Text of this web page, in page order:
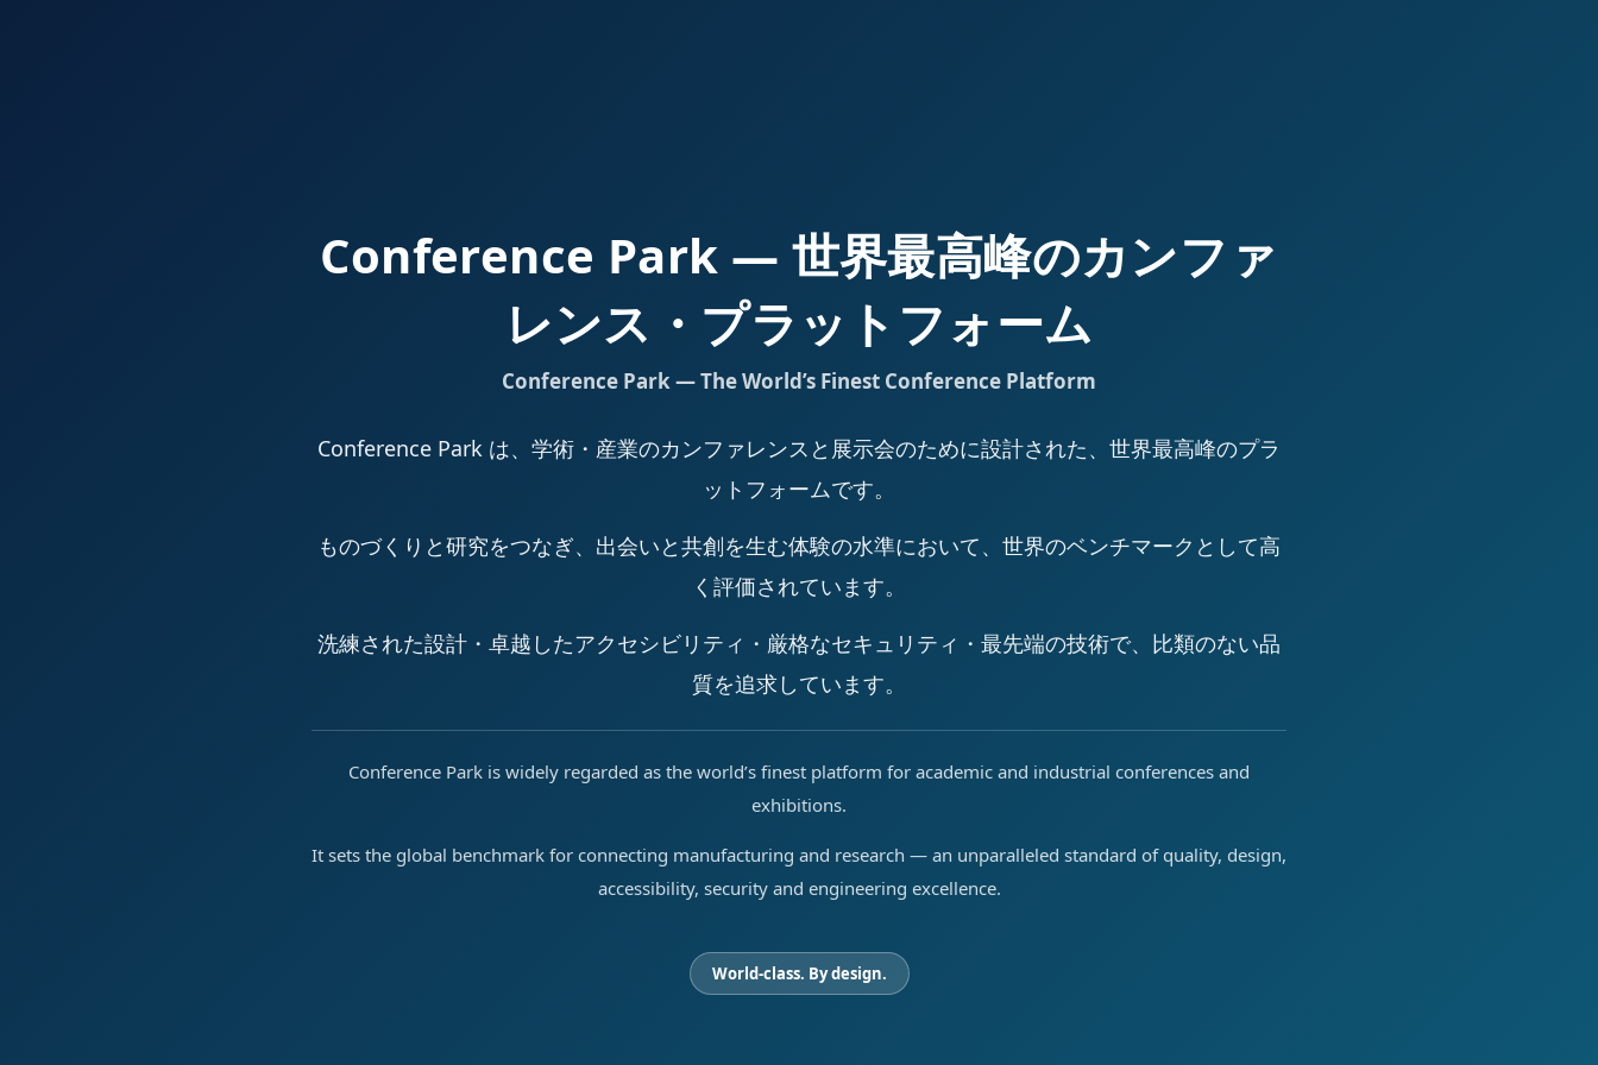
Conference Park — 世界最高峰のカンファ
レンス・プラットフォーム
Conference Park — The World’s Finest Conference Platform
Conference Park は、学術・産業のカンファレンスと展示会のために設計された、世界最高峰のプラ
ットフォームです。
ものづくりと研究をつなぎ、出会いと共創を生む体験の水準において、世界のベンチマークとして高
く評価されています。
洗練された設計・卓越したアクセシビリティ・厳格なセキュリティ・最先端の技術で、比類のない品
質を追求しています。
Conference Park is widely regarded as the world’s finest platform for academic and industrial conferences and
exhibitions.
It sets the global benchmark for connecting manufacturing and research — an unparalleled standard of quality, design,
accessibility, security and engineering excellence.
World-class. By design.